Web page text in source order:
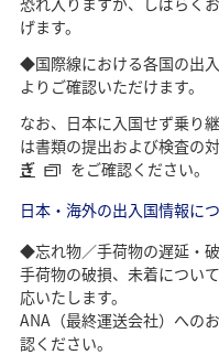
げます。
◆国際線における各国の出
よりご確認いただけます。
なお、日本に入国せず乗り
は書類の提出および検査の
ぎ
をご確認ください。
日本・海外の出入国情報に
◆忘れ物／手荷物の遅延・
手荷物の破損、未着につい
応いたします。
ANA（最終運送会社）への
認ください。